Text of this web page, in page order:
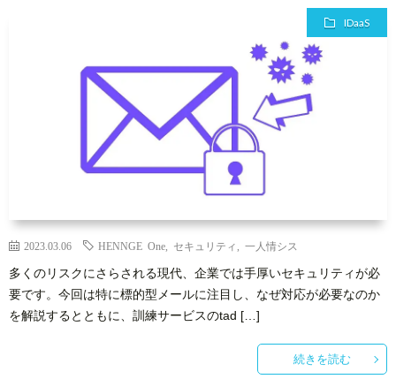
IDaaS
2023.03.06 HENNGE One セキュリティ 一人情シス
多くのリスクにさらされる現代、企業では手厚いセキュリティが必
要です。今回は特に標的型メールに注目し、なぜ対応が必要なのか
を解説するとともに、訓練サービスのtad […]
続きを読む